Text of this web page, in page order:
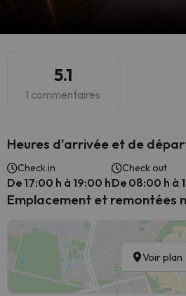
5.1
1 commentaires
Heures d'arrivée et de
Check in
De 17:00 h à 19:00 h
Check out
De 08:00 h à
Emplacement et remontées
Voir plan